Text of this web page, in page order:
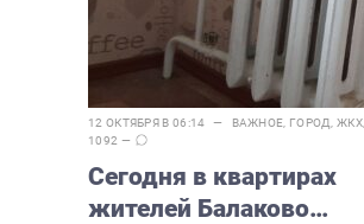
12 ОКТЯБРЯ В 06:14 — ВАЖНОЕ ГОРОД ,ЖКХ,
1092 —
Сегодня в квартирах
жителей Балаково